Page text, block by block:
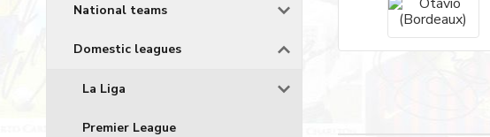
National teams
Domestic leagues
La Liga
Premier League